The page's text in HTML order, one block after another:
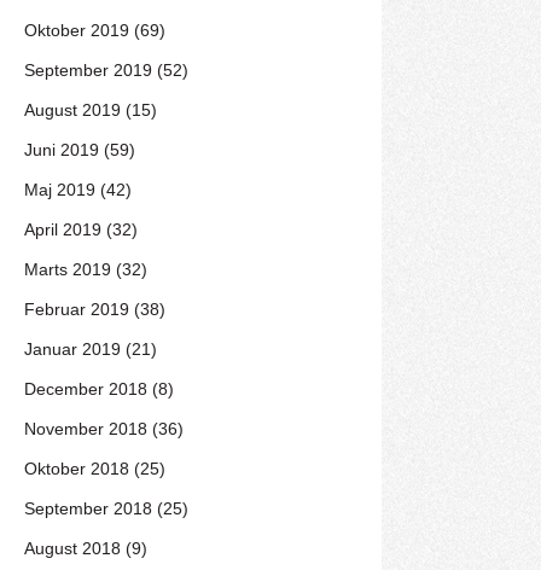
Oktober 2019 (69)
September 2019 (52)
August 2019 (15)
Juni 2019 (59)
Maj 2019 (42)
April 2019 (32)
Marts 2019 (32)
Februar 2019 (38)
Januar 2019 (21)
December 2018 (8)
November 2018 (36)
Oktober 2018 (25)
September 2018 (25)
August 2018 (9)